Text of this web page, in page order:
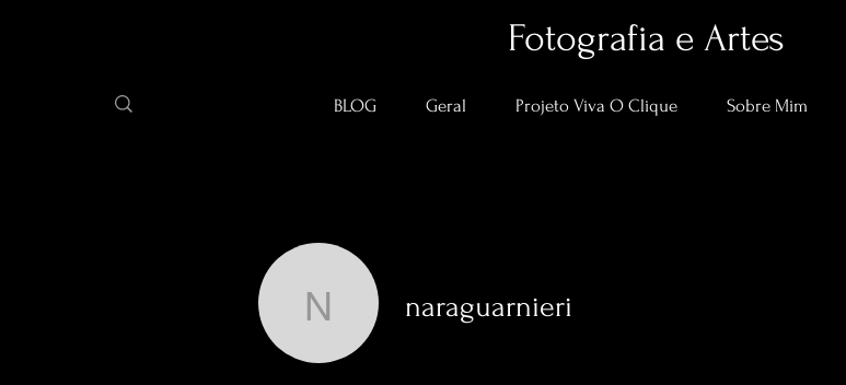
Fotografia e Artes
BLOG Geral Projeto Viva O Clique Sobre Mim
naraguarnieri
naraguarnieri